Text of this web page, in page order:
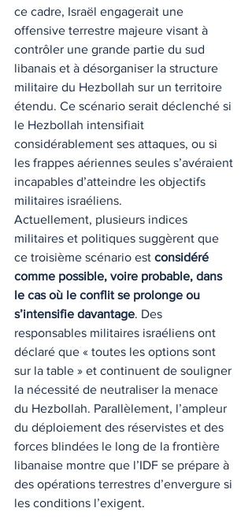
ce cadre, Israël engagerait une
offensive terrestre majeure visant à
contrôler une grande partie du sud
libanais et à désorganiser la structure
militaire du Hezbollah sur un territoire
étendu. Ce scénario serait déclenché si
le Hezbollah intensifiait
considérablement ses attaques, ou si
les frappes aériennes seules s’avéraient
incapables d’atteindre les objectifs
militaires israéliens.
Actuellement, plusieurs indices
militaires et politiques suggèrent que
ce troisième scénario est considéré
comme possible, voire probable, dans
le cas où le conflit se prolonge ou
s’intensifie davantage. Des
responsables militaires israéliens ont
déclaré que « toutes les options sont
sur la table » et continuent de souligner
la nécessité de neutraliser la menace
du Hezbollah. Parallèlement, l’ampleur
du déploiement des réservistes et des
forces blindées le long de la frontière
libanaise montre que l’IDF se prépare à
des opérations terrestres d’envergure si
les conditions l’exigent.